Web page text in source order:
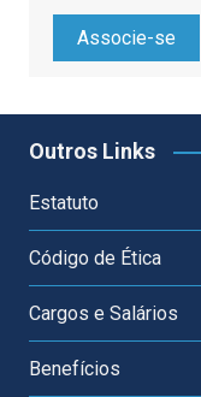
Associe-se
Outros Links
Estatuto
Código de Ética
Cargos e Salários
Benefícios